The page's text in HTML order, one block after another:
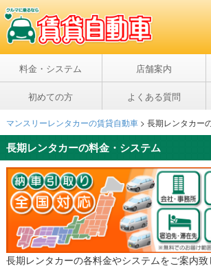
料金・システム 店舗案内
初めての方 よくある質問
マンスリーレンタカーの賃貸自動車> 長期レンタカー
長期レンタカーの料金・システム
長期レンタカーの各料金やシステムをご案内致